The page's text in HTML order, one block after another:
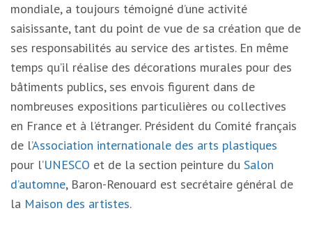
mondiale, a toujours témoigné d’une activité
saisissante, tant du point de vue de sa création que de
ses responsabilités au service des artistes. En même
temps qu’il réalise des décorations murales pour des
bâtiments publics, ses envois figurent dans de
nombreuses expositions particulières ou collectives
en France et à l’étranger. Président du Comité français
de l’Association internationale des arts plastiques
pour l’UNESCO et de la section peinture du Salon
d’automne, Baron-Renouard est secrétaire général de
la Maison des artistes.